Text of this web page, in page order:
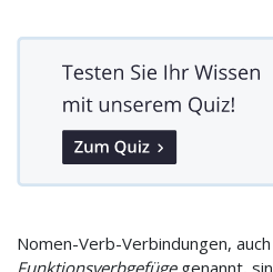
Nomen-Verb-Verbindungen, auch
Funktionsverbgefügegenannt,